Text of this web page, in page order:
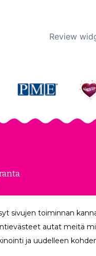
Review
sivujen toiminnan
autat meitä
ja uudelleen